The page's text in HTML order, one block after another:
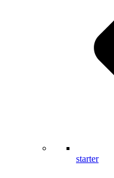
starter